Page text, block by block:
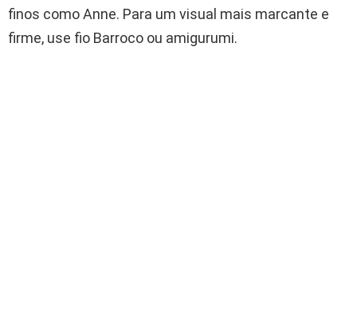
finos como Anne. Para um visual mais marcante e
firme, use fio Barroco ou amigurumi.